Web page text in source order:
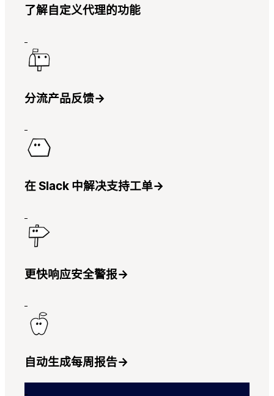
了解自定义代理的功能
分流产品反馈→
在 Slack 中解决支持工单→
更快响应安全警报→
自动生成每周报告→